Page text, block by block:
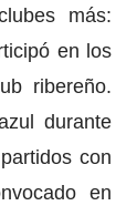
más:
en los
ribereño.
durante
con
en